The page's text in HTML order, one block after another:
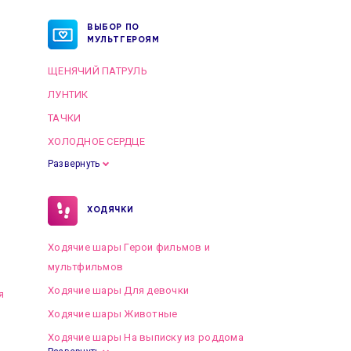
ВЫБОР ПО
МУЛЬТГЕРОЯМ
ЩЕНЯЧИЙ ПАТРУЛЬ
ЛУНТИК
ТАЧКИ
ХОЛОДНОЕ СЕРДЦЕ
Развернуть
ХОДЯЧКИ
Ходячие шары Герои фильмов и
мультфильмов
Ходячие шары Для девочки
Ходячие шары Животные
Ходячие шары На выписку из роддома